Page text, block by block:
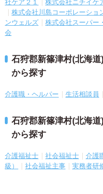
社ケア２１
株式会社ニチイケ
株式会社川島コーポレーショ
ンウェルズ
株式会社スーパー
会
石狩郡新篠津村(北海
から探す
介護職・ヘルパー 生活相談員
石狩郡新篠津村(北海
から探す
介護福祉士 社会福祉士
介護
級）
社会福祉主事 実務者研